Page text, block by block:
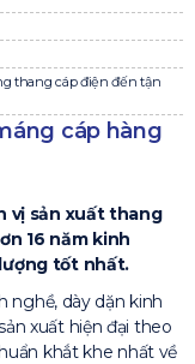
thang cáp điện đến tận
cáp hàng
vị sản xuất thang
16 năm kinh
tốt nhất.
nghề, dày dặn kinh
xuất hiện đại theo
khắt khe nhất về